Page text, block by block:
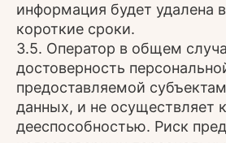
информация будет удалена
короткие сроки.
3.5. Оператор в общем
достоверность
предоставляемой
данных, и не осуществляет
дееспособностью. Риск